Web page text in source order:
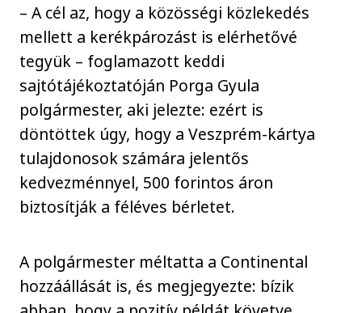
– A cél az, hogy a közösségi közlekedés
mellett a kerékpározást is elérhetővé
tegyük – foglamazott keddi
sajtótájékoztatóján Porga Gyula
polgármester, aki jelezte: ezért is
döntöttek úgy, hogy a Veszprém-kártya
tulajdonosok számára jelentős
kedvezménnyel, 500 forintos áron
biztosítják a féléves bérletet.
A polgármester méltatta a Continental
hozzáállását is, és megjegyezte: bízik